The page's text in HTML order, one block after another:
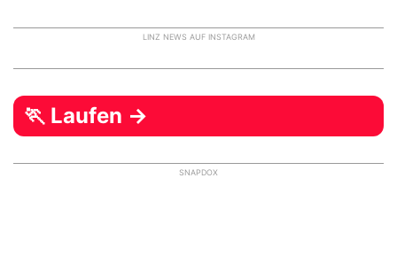
LINZ NEWS AUF INSTAGRAM
🏃 Laufen →
SNAPDOX